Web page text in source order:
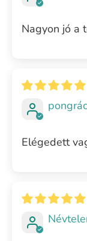
Nagyon jó a
Elégedett